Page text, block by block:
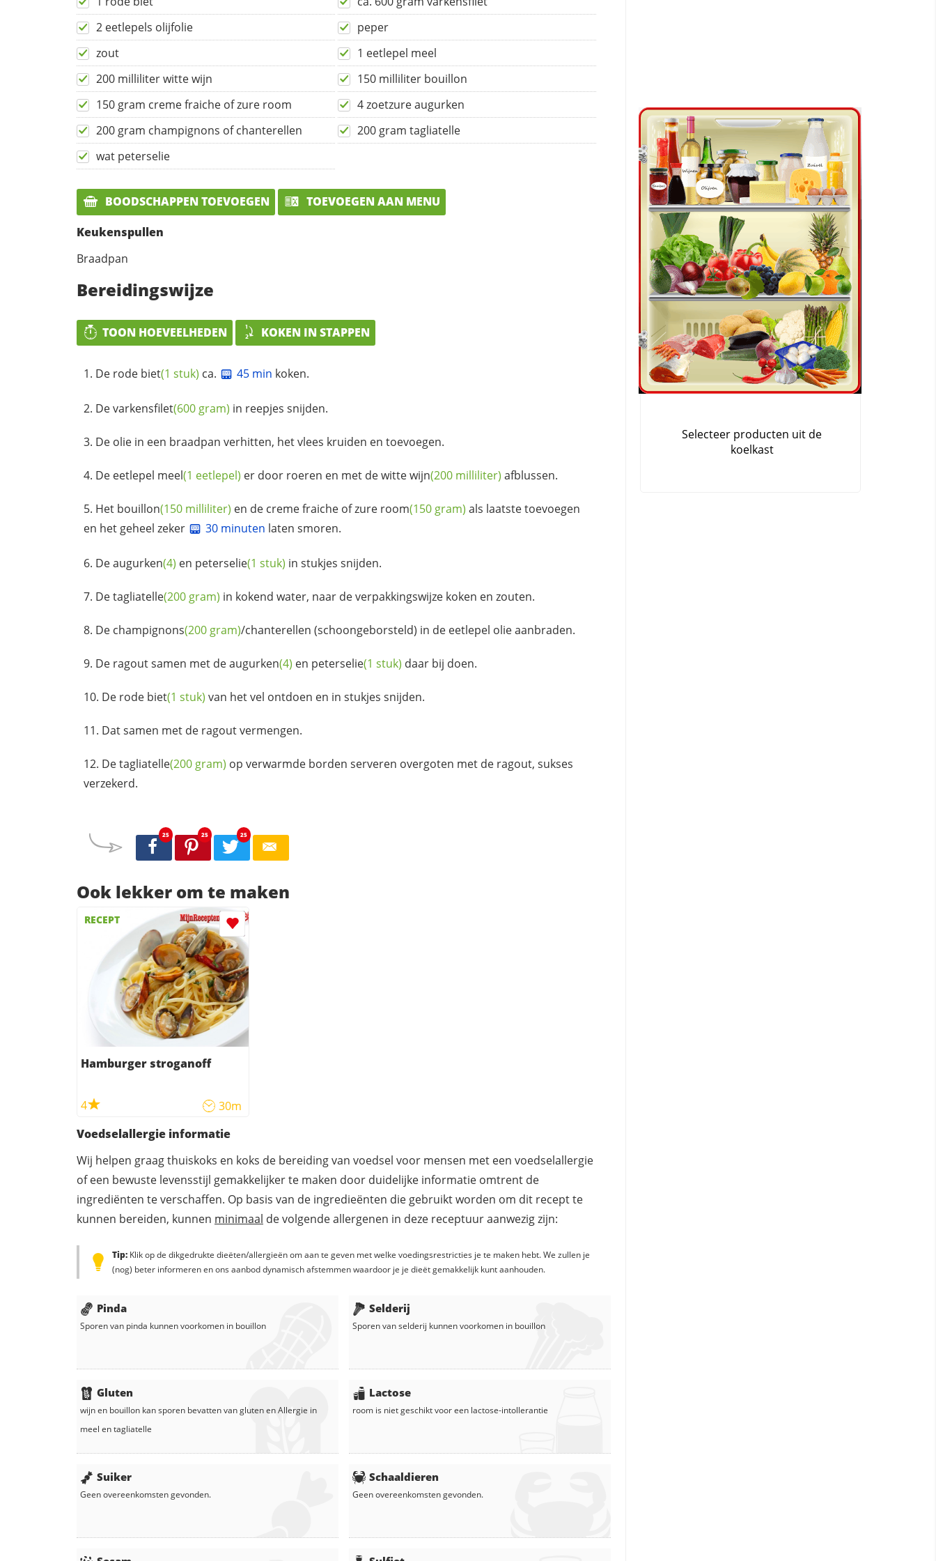
2 eetlepels olijfolie
peper
zout
1 eetlepel meel
200 milliliter witte wijn
150 milliliter bouillon
150 gram creme fraiche of zure room
4 zoetzure augurken
200 gram champignons of chanterellen
200 gram tagliatelle
wat peterselie
BOODSCHAPPEN TOEVOEGEN
TOEVOEGEN AAN MENU
Keukenspullen
Braadpan
Bereidingswijze
TOON HOEVEELHEDEN KOKEN IN STAPPEN
De rode biet(1 stuk) ca. 45 min koken.
Devarkensfilet(600 gram) in reepjes snijden.
De olie in een braadpan verhitten, het vlees kruiden en toevoegen.
De eetlepel meel(1 eetlepel) er door roeren en met de wittewijn(200 milliliter) afblussen.
Het bouillon(150 milliliter) en de creme fraiche of zure room(150 gram) als laatste toevoegen
en het geheel zeker
30 minuten laten smoren.
Deaugurken(4) en peterselie(1 stuk) in stukjes snijden.
Detagliatelle(200 gram) in kokend water, naar de verpakkingswijze koken en zouten.
De champignons(200 gram)/chanterellen (schoongeborsteld) in de eetlepel olie aanbraden.
De ragout samen met deaugurken(4) en peterselie(1 stuk) daar bij doen.
De rode biet(1 stuk) van het vel ontdoen en in stukjes snijden.
Dat samen met de ragout vermengen.
Detagliatelle(200 gram) op verwarmde borden serveren overgoten met de ragout, sukses
verzekerd.
25 25 25
Ook lekker om te maken
RECEPT
Hamburger stroganoff
4
30m
Voedselallergie informatie
Wij helpen graag thuiskoks en koks de bereiding van voedsel voor mensen met een voedselallergie
of een bewuste levensstijl gemakkelijker te maken door duidelijke informatie omtrent de
ingrediënten te verschaffen. Op basis van de ingredieënten die gebruikt worden om dit recept te
kunnen bereiden, kunnen minimaal de volgende allergenen in deze receptuur aanwezig zijn:
Tip: Klik op de dikgedrukte dieëten/allergieën om aan te geven met welke voedingsrestricties je te maken hebt. We zullen je
(nog) beter informeren en ons aanbod dynamisch afstemmen waardoor je je dieët gemakkelijk kunt aanhouden.
Pinda
Sporen van pinda kunnen voorkomen in bouillon
Gluten
wijnen bouillon kan sporen bevatten van gluten enAllergie in
meel entagliatelle
Suiker
Geen overeenkomsten gevonden.
Selderij
Sporen van selderij kunnen voorkomen in bouillon
Lactose
room is niet geschikt voor een lactose-intollerantie
Schaaldieren
Geen overeenkomsten gevonden.